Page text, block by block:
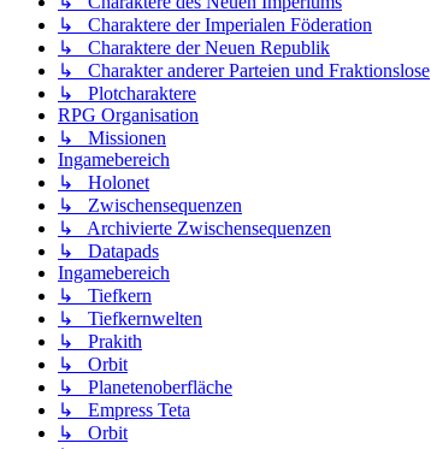
↳ Charaktere der Imperialen Föderation
↳ Charaktere der Neuen Republik
↳ Charakter anderer Parteien und Fraktionslose
↳ Plotcharaktere
RPG Organisation
↳ Missionen
Ingamebereich
↳ Holonet
↳ Zwischensequenzen
↳ Archivierte Zwischensequenzen
↳ Datapads
Ingamebereich
↳ Tiefkern
↳ Tiefkernwelten
↳ Prakith
↳ Orbit
↳ Planetenoberfläche
↳ Empress Teta
↳ Orbit